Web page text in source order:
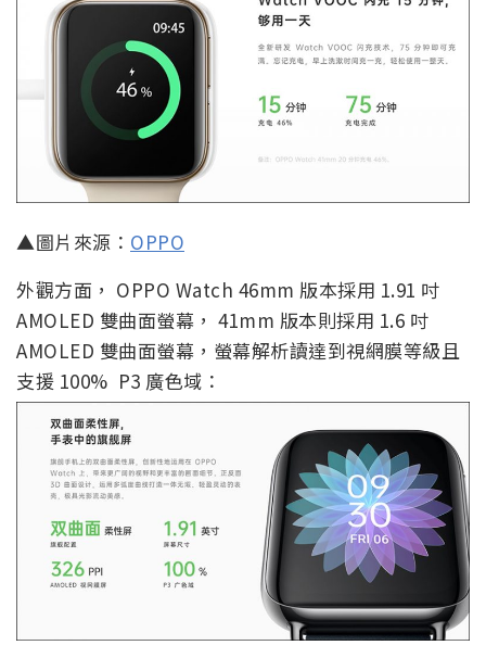
▲圖片來源： OPPO
外觀方面， OPPO Watch 46mm 版本採用 1.91 吋
AMOLED 雙曲面螢幕， 41mm 版本則採用 1.6 吋
AMOLED 雙曲面螢幕，螢幕解析讀達到視網膜等級且
支援 100% P3 廣色域：